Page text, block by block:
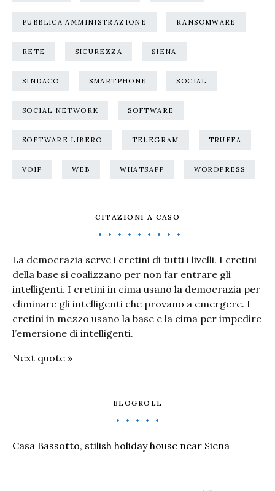
PUBBLICA AMMINISTRAZIONE RANSOMWARE
RETE SICUREZZA SIENA
SINDACO SMARTPHONE SOCIAL
SOCIAL NETWORK SOFTWARE
SOFTWARE LIBERO TELEGRAM TRUFFA
VOIP WEB WHATSAPP WORDPRESS
CITAZIONI A CASO
La democrazia serve i cretini di tutti i livelli. I cretini
della base si coalizzano per non far entrare gli
intelligenti. I cretini in cima usano la democrazia per
eliminare gli intelligenti che provano a emergere. I
cretini in mezzo usano la base e la cima per impedire
l’emersione di intelligenti.
Next quote »
BLOGROLL
Casa Bassotto, stilish holiday house near Siena